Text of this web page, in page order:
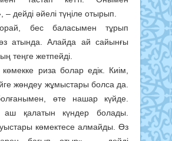
дейді әйелі түңіле отырып.
бес баласымен тұрып
атында. Алайда ай сайынғы
теңге жетпейді.
риза болар едік. Киім,
жөндеу жұмыстары болса да.
өте нашар күйде.
аш қалатын күндер болады.
көмектесе алмайды. Өз